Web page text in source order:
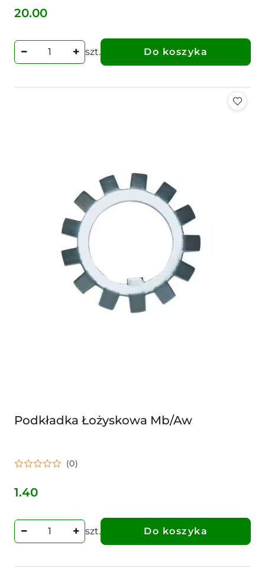
Cena:
20.00
szt. Do koszyka
Podkładka Łożyskowa Mb/Aw
(0)
Cena:
1.40
szt. Do koszyka